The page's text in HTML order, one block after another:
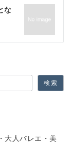
な
検索
大人バレエ・美